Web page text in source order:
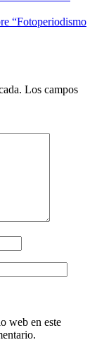
“Fotoperiodismo
Los campos
web en este